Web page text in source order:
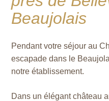
Beaujolais
Pendant votre séjour au
escapade dans le
notre établissement.
Dans un élégant château